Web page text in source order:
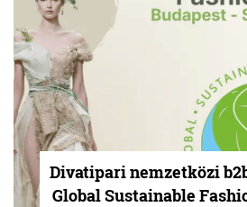
Divatipari nemzetközi
Global Sustainable